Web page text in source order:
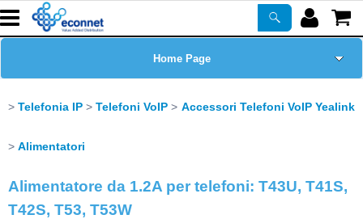
Home Page
Corsi
Telefonia IP Telefoni VoIP Accessori Telefoni VoIP Yealink
Alimentatori
Alimentatore da 1.2A per telefoni: T43U, T41S,
T42S, T53, T53W